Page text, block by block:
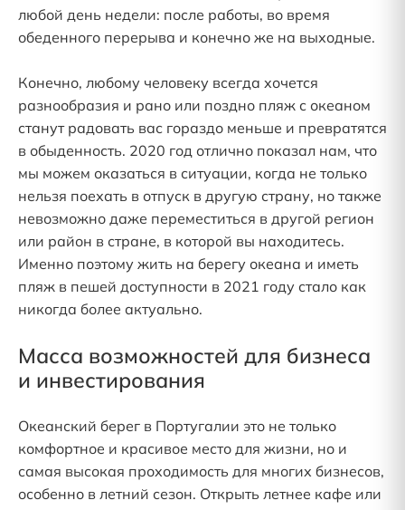
любой день недели: после работы, во время
обеденного перерыва и конечно же на выходные.
Конечно, любому человеку всегда хочется
разнообразия и рано или поздно пляж с океаном
станут радовать вас гораздо меньше и превратятся
в обыденность. 2020 год отлично показал нам, что
мы можем оказаться в ситуации, когда не только
нельзя поехать в отпуск в другую страну, но также
невозможно даже переместиться в другой регион
или район в стране, в которой вы находитесь.
Именно поэтому жить на берегу океана и иметь
пляж в пешей доступности в 2021 году стало как
никогда более актуально.
Масса возможностей для бизнеса
и инвестирования
Океанский берег в Португалии это не только
комфортное и красивое место для жизни, но и
самая высокая проходимость для многих бизнесов,
особенно в летний сезон. Открыть летнее кафе или